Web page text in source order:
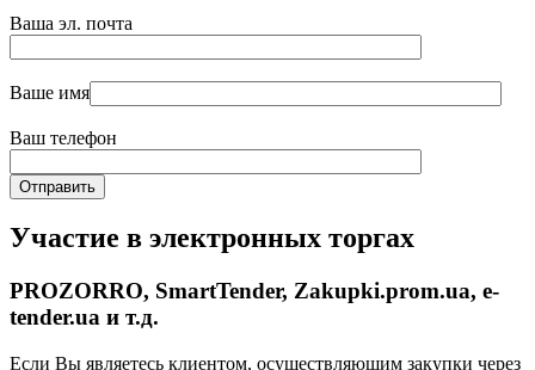
Ваша эл. почта
Ваше имя
Ваш телефон
Участие в электронных торгах
PROZORRO, SmartTender, Zakupki.prom.ua, e-
tender.ua и т.д.
Если Вы являетесь клиентом, осуществляющим закупки через